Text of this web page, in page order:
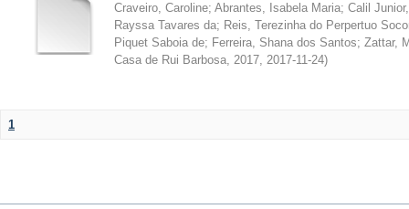
Craveiro, Caroline; Abrantes, Isabela Maria; Calil
Rayssa Tavares da; Reis, Terezinha do Perpertuo
Piquet Saboia de; Ferreira, Shana dos Santos; Zattar,
Casa de Rui Barbosa, 2017, 2017-11-24)
1